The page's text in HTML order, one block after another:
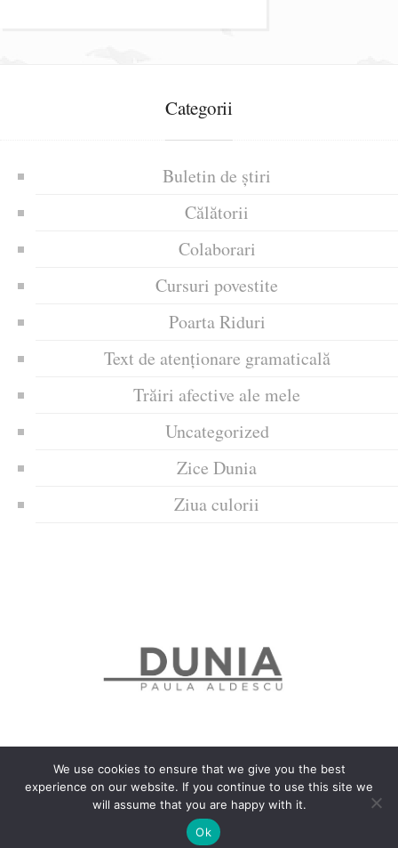
Categorii
Buletin de știri
Călătorii
Colaborari
Cursuri povestite
Poarta Riduri
Text de atenționare gramaticală
Trăiri afective ale mele
Uncategorized
Zice Dunia
Ziua culorii
Politica de confidențialitate
Politică privind fișierele cookies
Copyrights © 2018 Dunia
We use cookies to ensure that we give you the best
experience on our website. If you continue to use this site we
will assume that you are happy with it.
Ok